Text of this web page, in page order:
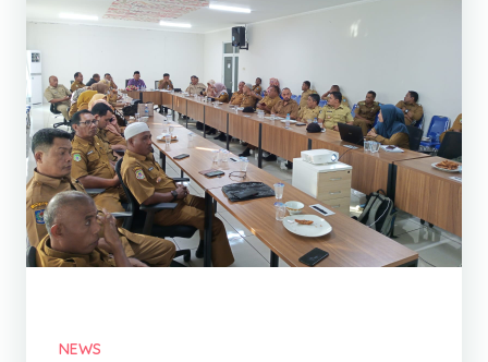
NEWS